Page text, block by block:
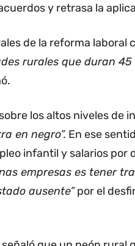
y retrasa la
de la reforma laboral
rurales que duran
los altos niveles de
en negro”. En ese
infantil y salarios por
empresas es tener
ausente”por el